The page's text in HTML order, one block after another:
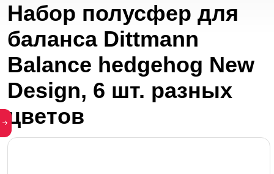
Набор полусфер для
баланса Dittmann
Balance hedgehog New
Design, 6 шт. разных
цветов